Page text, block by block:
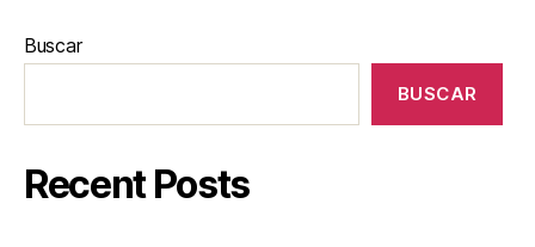
Buscar
BUSCAR
Recent Posts